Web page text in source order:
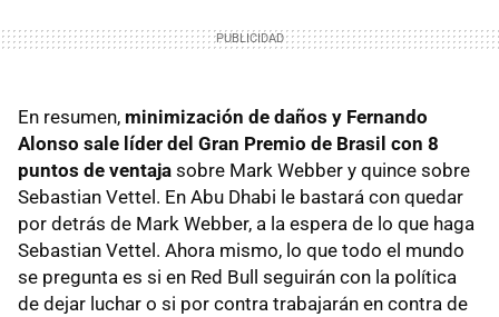
En resumen, minimización de daños y Fernando
Alonso sale líder del Gran Premio de Brasil con 8
puntos de ventaja sobre Mark Webber y quince sobre
Sebastian Vettel. En Abu Dhabi le bastará con quedar
por detrás de Mark Webber, a la espera de lo que haga
Sebastian Vettel. Ahora mismo, lo que todo el mundo
se pregunta es si en Red Bull seguirán con la política
de dejar luchar o si por contra trabajarán en contra de